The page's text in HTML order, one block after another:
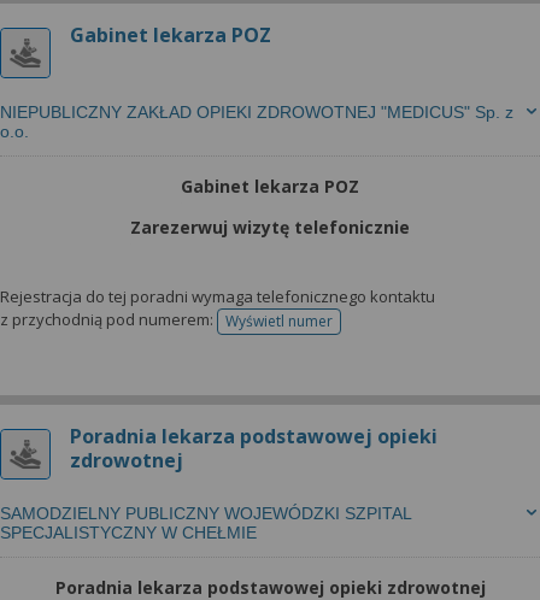
Gabinet lekarza POZ
NIEPUBLICZNY ZAKŁAD OPIEKI ZDROWOTNEJ "MEDICUS" Sp. z
o.o.
Gabinet lekarza POZ
Zarezerwuj wizytę telefonicznie
Rejestracja do tej poradni wymaga telefonicznego kontaktu
z przychodnią pod numerem:
Wyświetl numertelefonu do rejestracji
Poradnia lekarza podstawowej opieki
zdrowotnej
SAMODZIELNY PUBLICZNY WOJEWÓDZKI SZPITAL
SPECJALISTYCZNY W CHEŁMIE
Poradnia lekarza podstawowej opieki zdrowotnej